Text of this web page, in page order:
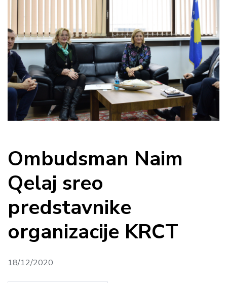
Ombudsman Naim
Qelaj sreo
predstavnike
organizacije KRCT
18/12/2020